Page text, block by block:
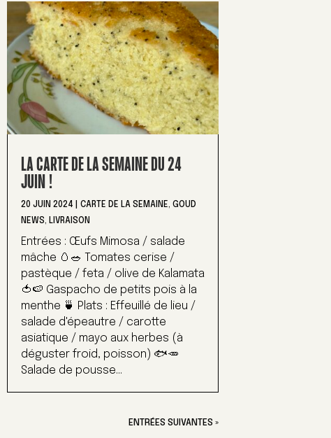
LA CARTE DE LA SEMAINE DU 24
JUIN !
20 JUIN 2024 CARTE DE LA SEMAINE, GOUD
NEWS, LIVRAISON
Entrées : Œufs Mimosa / salade
mâche 🥚🥗 Tomates cerise /
pastèque / feta / olive de Kalamata
🍅🍉 Gaspacho de petits pois à la
menthe 🍵 Plats : Effeuillé de lieu /
salade d'épeautre / carotte
asiatique / mayo aux herbes (à
déguster froid, poisson) 🐟🥕
Salade de pousse...
ENTRÉES SUIVANTES »